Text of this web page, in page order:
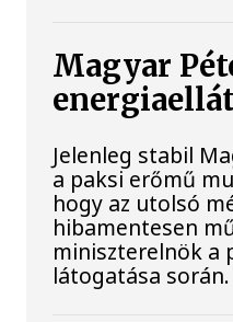
Magyar
Jelenleg stabil
a paksi erőmű
hogy az utolsó
hibamentesen
miniszterelnök a
látogatása során.